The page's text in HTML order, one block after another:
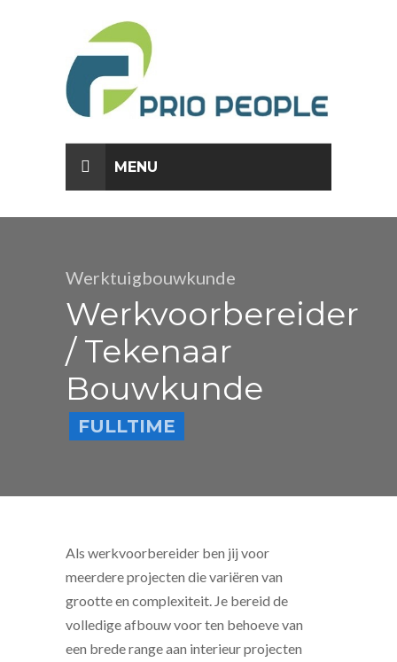
MENU
Werktuigbouwkunde
Werkvoorbereider
/ Tekenaar
Bouwkunde
FULLTIME
Als werkvoorbereider ben jij voor
meerdere projecten die variëren van
grootte en complexiteit. Je bereid de
volledige afbouw voor ten behoeve van
een brede range aan interieur projecten
AKKOORD